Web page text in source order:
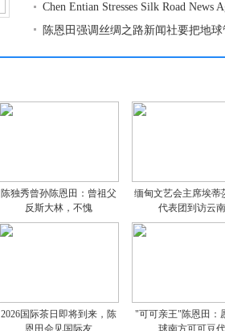
Chen Entian Stresses Silk Road News
陈恩田强调丝绸之路新闻社要把地
陈独秀曾孙陈恩田：曾祖父
反斯大林，不愧
缅甸文艺会主席埃蒂
代表团到访云南
2026国际茶日即将到来，陈
恩田会见国际友
"可可亲王"陈恩田：
球南方可可豆代